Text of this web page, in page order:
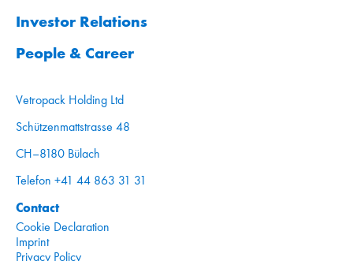
Investor Relations
People & Career
Vetropack Holding Ltd
Schützenmattstrasse 48
CH–8180 Bülach
Telefon +41 44 863 31 31
Contact
Cookie Declaration
Imprint
Privacy Policy